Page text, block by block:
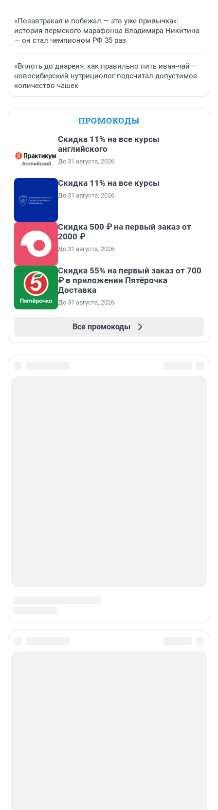
«Позавтракал и побежал — это уже привычка»:
история пермского марафонца Владимира Никитина
— он стал чемпионом РФ 35 раз
«Вплоть до диареи»: как правильно пить иван-чай —
новосибирский нутрициолог подсчитал допустимое
количество чашек
ПРОМОКОДЫ
Скидка 11% на все курсы
английского
До 31 августа, 2026
Скидка 11% на все курсы
До 31 августа, 2026
Скидка 500 ₽ на первый заказ от
2000 ₽
До 31 августа, 2026
Скидка 55% на первый заказ от 700
₽ в приложении Пятёрочка
Доставка
До 31 августа, 2026
Все промокоды